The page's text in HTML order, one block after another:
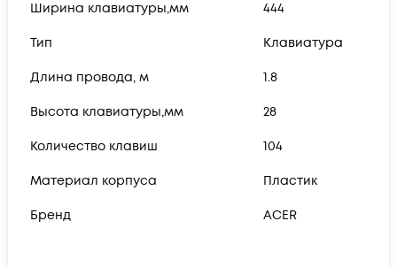
Ширина клавиатуры,мм 444
Тип Клавиатура
Длина провода, м 1.8
Высота клавиатуры,мм 28
Количество клавиш 104
Материал корпуса Пластик
Бренд ACER